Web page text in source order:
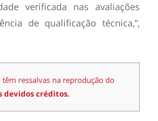
verificada nas avaliações
de qualificação técnica,”,
ressalvas na reprodução do
devidos créditos.